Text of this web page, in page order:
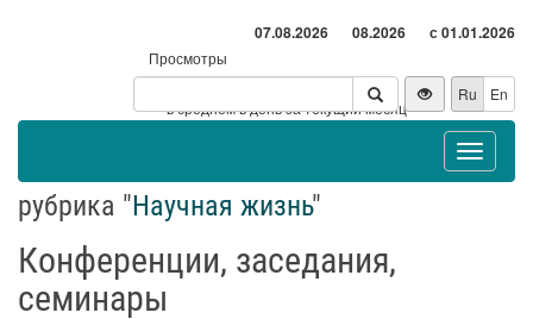
07.08.2026 08.2026 с 01.01.2026
Просмотры
Посетители
* - в среднем в день за текущий месяц
Ru En
Toggle
рубрика "Научная жизнь"
Конференции, заседания,
семинары